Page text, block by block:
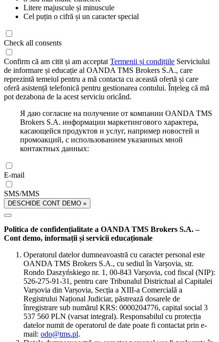
Litere majuscule și minuscule
Cel puțin o cifră și un caracter special
Check all consents
Confirm că am citit și am acceptat Termenii și condițiile Serviciului
de informare și educație al OANDA TMS Brokers S.A., care
reprezintă temeiul pentru a mă contacta cu această ofertă și care
oferă asistență telefonică pentru gestionarea contului. Înțeleg că mă
pot dezabona de la acest serviciu oricând.
Я даю согласие на получение от компании OANDA TMS
Brokers S.A. информации маркетингового характера,
касающейся продуктов и услуг, например новостей и
промоакций, с использованием указанных мной
контактных данных:
E-mail
SMS/MMS
DESCHIDE CONT DEMO »
Politica de confidențialitate a OANDA TMS Brokers S.A. –
Cont demo, informații și servicii educaționale
Operatorul datelor dumneavoastră cu caracter personal este
OANDA TMS Brokers S.A., cu sediul în Varșovia, str.
Rondo Daszyńskiego nr. 1, 00-843 Varșovia, cod fiscal (NIP):
526-275-91-31, pentru care Tribunalul Districtual al Capitalei
Varșovia din Varșovia, Secția a XIII-a Comercială a
Registrului Național Judiciar, păstrează dosarele de
înregistrare sub numărul KRS: 0000204776, capital social 3
537 560 PLN (varsat integral). Responsabilul cu protecția
datelor numit de operatorul de date poate fi contactat prin e-
mail: odo@tms.pl.